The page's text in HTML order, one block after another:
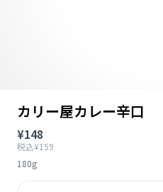
カリー屋カレー辛口
¥148
税込¥159
180g